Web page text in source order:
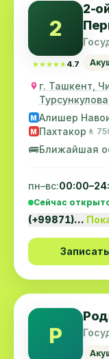
2
★★★★★
★★★★★ 4.7
2-
г. Ташкент,
«Хамза»
M Алишер
M Пахтакор 🚶
🚌Ближайшая
пн–вс:
Сейчас
(+99871)…
Р